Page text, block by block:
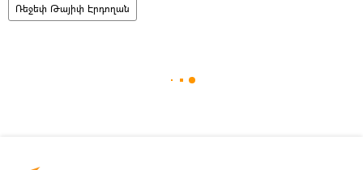
Ռեջեփ Թայիփ Էրդողան